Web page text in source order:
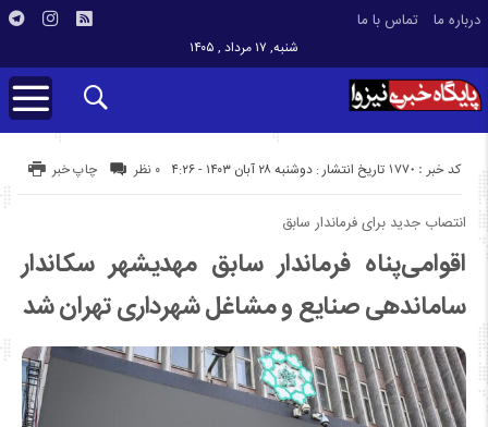
درباره ما تماس با ما
شنبه, ۱۷ مرداد , ۱۴۰۵
تاریخ انتشار : دوشنبه ۲۸ آبان ۱۴۰۳ - ۴:۲۶ کد خبر : 1770 چاپ خبر ۰ نظر
انتصاب جدید برای فرماندار سابق
اقوامی‌پناه فرماندار سابق مهدیشهر سکاندار
ساماندهی صنایع و مشاغل شهرداری تهران شد